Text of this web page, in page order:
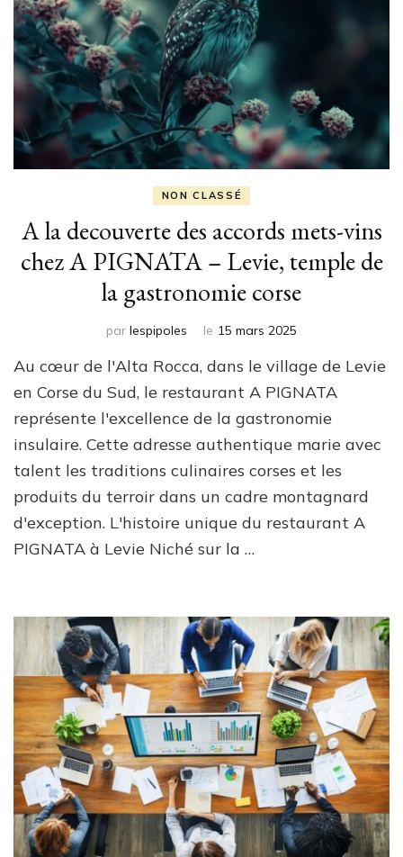
NON CLASSÉ
A la decouverte des accords mets-vins
chez A PIGNATA – Levie, temple de
la gastronomie corse
par lespipoles le 15 mars 2025
Au cœur de l'Alta Rocca, dans le village de Levie
en Corse du Sud, le restaurant A PIGNATA
représente l'excellence de la gastronomie
insulaire. Cette adresse authentique marie avec
talent les traditions culinaires corses et les
produits du terroir dans un cadre montagnard
d'exception. L'histoire unique du restaurant A
PIGNATA à Levie Niché sur la …